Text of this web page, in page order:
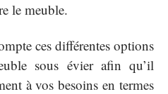
le meuble.
ces différentes options
sous évier afin qu’il
à vos besoins en termes